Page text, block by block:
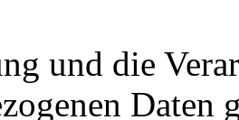
und die
Daten